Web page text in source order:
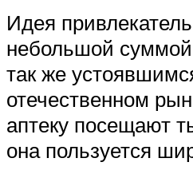
Идея
небольшой
так же
отечественном
аптеку посещают
она пользуется